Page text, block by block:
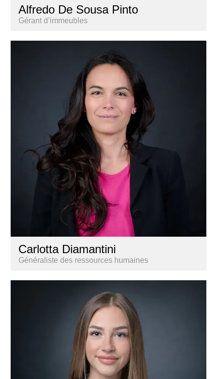
Alfredo De Sousa Pinto
Gérant d’immeubles
Carlotta Diamantini
Généraliste des ressources humaines